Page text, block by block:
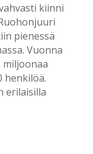
kiinni
pienessä
Vuonna
miljoonaa
henkilöä.
erilaisilla